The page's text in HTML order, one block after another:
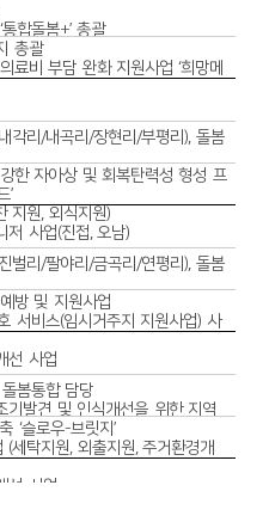
합돌봄+’ 총괄
총괄
료비 부담 완화 지원사업 ‘희망메
각리/내곡리/장현리/부평리), 돌봄
한 자아상 및 회복탄력성 형성 프
’
지원, 외식지원)
저 사업(진접, 오남)
벌리/팔야리/금곡리/연평리), 돌봄
방 및 지원사업
서비스(임시거주지 지원사업) 사
선 사업
봄통합 담당
기발견 및 인식개선을 위한 지역
‘슬로우-브릿지’
(세탁지원, 외출지원, 주거환경개
선 사업